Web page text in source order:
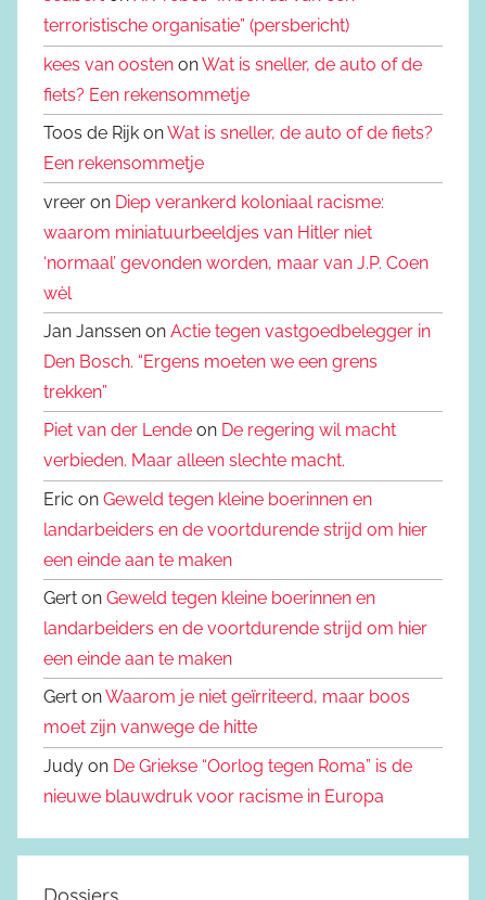
terroristische organisatie” (persbericht)
kees van oosten onWat is sneller, de auto of de
fiets? Een rekensommetje
Toos de Rijk onWat is sneller, de auto of de fiets?
Een rekensommetje
vreer on Diep verankerd koloniaal racisme:
waarom miniatuurbeeldjes van Hitler niet
‘normaal’ gevonden worden, maar van J.P. Coen
wèl
Jan Janssen on Actie tegen vastgoedbelegger in
Den Bosch. “Ergens moeten we een grens
trekken”
Piet van der Lende on De regering wil macht
verbieden. Maar alleen slechte macht.
Eric on Geweld tegen kleine boerinnen en
landarbeiders en de voortdurende strijd om hier
een einde aan te maken
Gert on Geweld tegen kleine boerinnen en
landarbeiders en de voortdurende strijd om hier
een einde aan te maken
Gert onWaarom je niet geïrriteerd, maar boos
moet zijn vanwege de hitte
Judy on De Griekse “Oorlog tegen Roma” is de
nieuwe blauwdruk voor racisme in Europa
Dossiers